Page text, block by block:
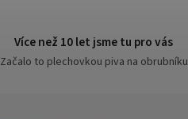
Více než 10 let jsme tu pro vás
Začalo to plechovkou piva na obrubníku